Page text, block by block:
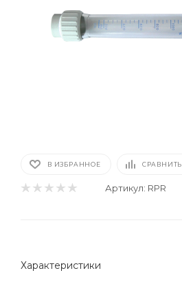
В ИЗБРАННОЕ СРАВНИТЬ
Артикул: RPR
Характеристики